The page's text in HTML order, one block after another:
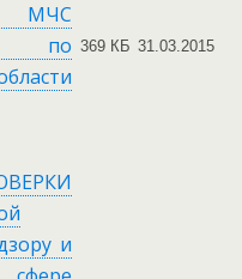
МЧС
по 369 КБ 31.03.2015
и